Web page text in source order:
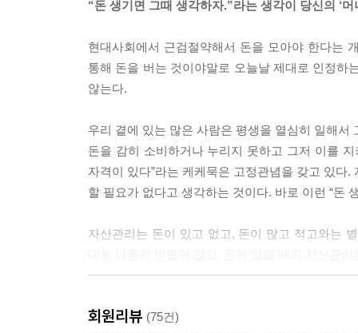
들은 수입에 맞는 지출, 간단한 자산관리 경제학에
* “돈 쓸 줄 아는 것이 곧 돈 버는 것이다.”라는 말
는 것과 연관되기 때문이다. 그래서 돈을 벌려면
하고 평생 지극히 적은 돈만 소비하다 죽는다. 그
* 돈은 아껴서 축적되는 것보다 낳아서 생기는 것
를 긁어모을 수 있는 방법이기도 하다. 그러나 돈을
* 재벌이 되는 상상을 해본 적이 있는가? 생각만
까?
“돈 생기면 그때 생각하자.”라는 생각이 당신의 ‘머
현대사회에서 근검절약해서 돈을 모아야 한다는
통해 돈을 버는 것이야말로 오늘날 제대로 인정하
않는다.
우리 곁에 있는 많은 사람은 평생을 열심히 일해
돈을 감히 소비하거나 누리지 못하고 그저 이를
자격이 있다”라는 케케묵은 고정관념을 갖고 있
할 필요가 없다고 생각하는 것이다. 바로 이런 “돈
자산관리는 돈이 있고 없고, 돈이 많고 적고와는
인구는 중산 계층과 중하 계층이 절대다수를 차지
회원리뷰 (75건)